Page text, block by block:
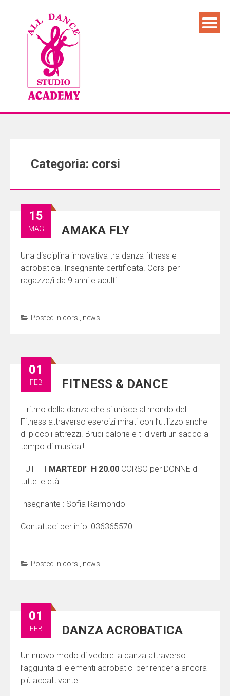
Categoria: corsi
AMAKA FLY
15
MAG
Una disciplina innovativa tra danza fitness e
acrobatica. Insegnante certificata. Corsi per
ragazze/i da 9 anni e adulti.
Posted in corsi news
FITNESS & DANCE
01
FEB
Il ritmo della danza che si unisce al mondo del
Fitness attraverso esercizi mirati con l’utilizzo anche
di piccoli attrezzi. Bruci calorie e ti diverti un sacco a
tempo di musica!!
TUTTI I MARTEDI’ H 20.00 CORSO per DONNE di
tutte le età
Insegnante : Sofia Raimondo
Contattaci per info: 036365570
Posted in corsi news
DANZA ACROBATICA
01
FEB
Un nuovo modo di vedere la danza attraverso
l’aggiunta di elementi acrobatici per renderla ancora
più accattivante.